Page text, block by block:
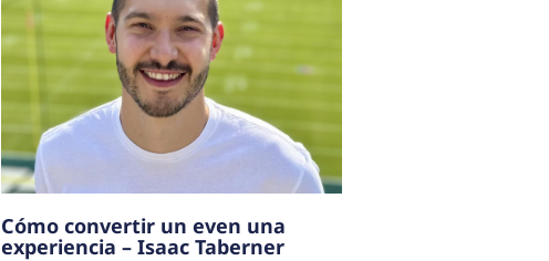
Cómo convertir un even una
experiencia – Isaac Taberner